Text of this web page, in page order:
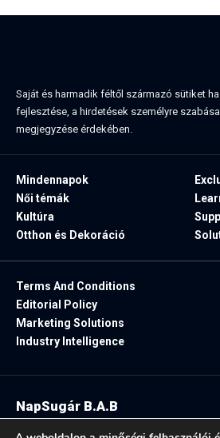
Saját és harmadik féltől származó sütiket
fejlesztése, a hirdetések személyre
megjegyzése érdekében.
Mindennapok
Női témák
Kultúra
Otthon és Dekoráció
Terms And Conditions
Editorial Policy
Marketing Solutions
Industry Intelligence
NapSugár B.A.B